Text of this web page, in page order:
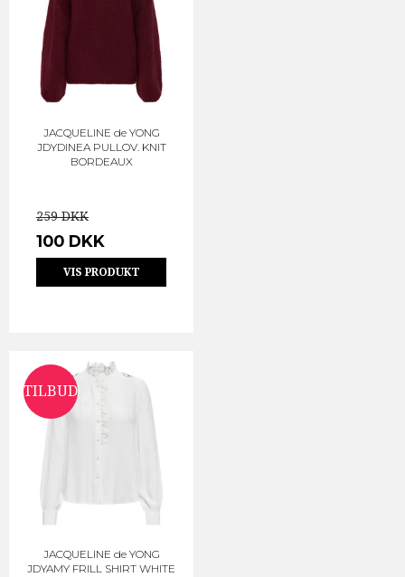
JACQUELINE de YONG
JDYDINEA PULLOV. KNIT
BORDEAUX
259 DKK
100 DKK
VIS PRODUKT
TILBUD
JACQUELINE de YONG
JDYAMY FRILL SHIRT WHITE